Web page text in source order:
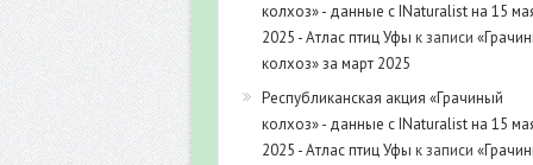
колхоз» - данные с INaturalist на 15
2025 - Атлас птиц Уфы к записи
колхоз» за март 2025
Республиканская акция «Грачиный
колхоз» - данные с INaturalist на 15
2025 - Атлас птиц Уфы к записи